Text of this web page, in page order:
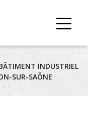
INDUSTRIEL
SUR-SAÔNE